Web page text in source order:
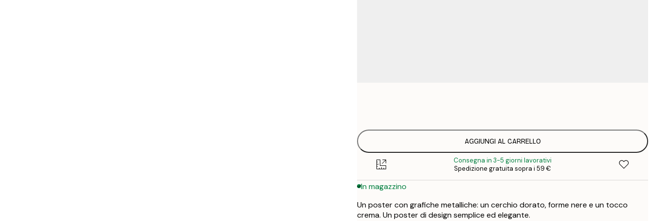
AGGIUNGI AL CARRELLO
Consegna in 3-5 giorni lavorativi
Spedizione gratuita sopra i 59 €
In magazzino
Un poster con grafiche metalliche: un cerchio dorato, forme nere e un tocco
crema. Un poster di design semplice ed elegante.